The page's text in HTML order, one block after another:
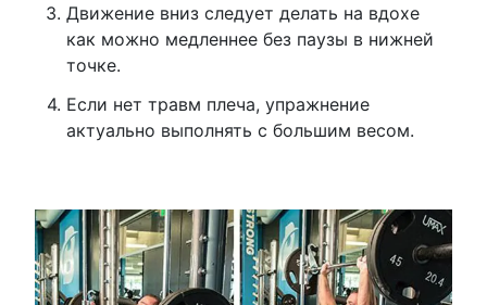
Движение вниз следует делать на вдохе
как можно медленнее без паузы в нижней
точке.
Если нет травм плеча, упражнение
актуально выполнять с большим весом.